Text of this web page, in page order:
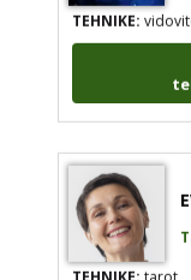
TEHNIKE:
TEHNIKE:tarot